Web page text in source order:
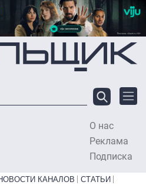
О нас
Реклама
Подписка
КАНАЛОВ
СТАТЬИ